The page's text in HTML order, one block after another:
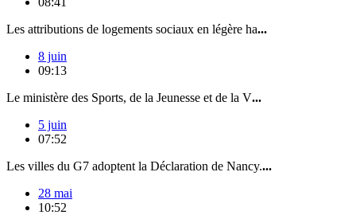
Les attributions de logements sociaux en légère ha...
8 juin
09:13
Le ministère des Sports, de la Jeunesse et de la V...
5 juin
07:52
Les villes du G7 adoptent la Déclaration de Nancy....
28 mai
10:52